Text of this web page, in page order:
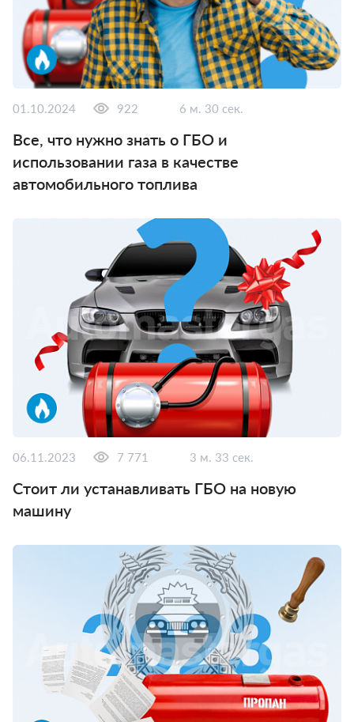
01.10.2024 922 6 м. 30 сек.
Все, что нужно знать о ГБО и
использовании газа в качестве
автомобильного топлива
06.11.2023 7 771 3 м. 33 сек.
Стоит ли устанавливать ГБО на новую
машину